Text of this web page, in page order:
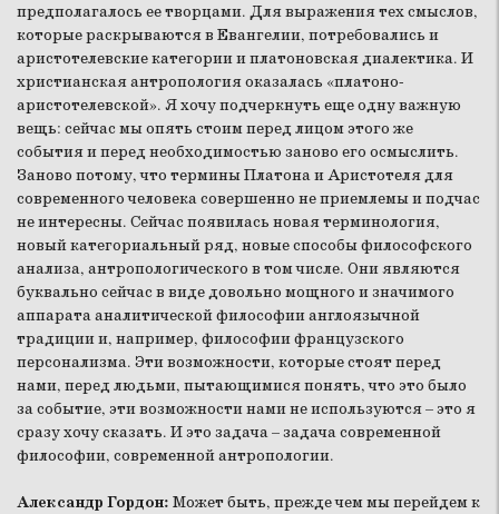
предполагалось ее творцами. Для выражения тех смыслов,
которые раскрываются в Евангелии, потребовались и
аристотелевские категории и платоновская диалектика. И
христианская антропология оказалась «платоно-
аристотелевской». Я хочу подчеркнуть еще одну важную
вещь: сейчас мы опять стоим перед лицом этого же
события и перед необходимостью заново его осмыслить.
Заново потому, что термины Платона и Аристотеля для
современного человека совершенно не приемлемы и подчас
не интересны. Сейчас появилась новая терминология,
новый категориальный ряд, новые способы философского
анализа, антропологического в том числе. Они являются
буквально сейчас в виде довольно мощного и значимого
аппарата аналитической философии англоязычной
традиции и, например, философии французского
персонализма. Эти возможности, которые стоят перед
нами, перед людьми, пытающимися понять, что это было
за событие, эти возможности нами не используются – это я
сразу хочу сказать. И это задача – задача современной
философии, современной антропологии.
Александр Гордон: Может быть, прежде чем мы перейдем к